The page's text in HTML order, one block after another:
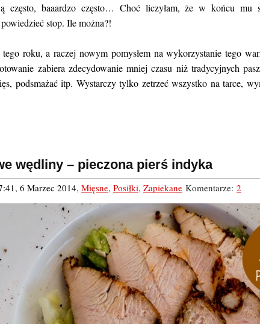
często, baaardzo często… Choć liczyłam, że w końcu mu
stop. Ile można?!
roku, a raczej nowym pomysłem na wykorzystanie tego
zabiera zdecydowanie mniej czasu niż tradycyjnych
podsmażać itp. Wystarczy tylko zetrzeć wszystko na tarce,
wędliny – pieczona pierś indyka
6 Marzec 2014, Mięsne, Posiłki, Zapiekane Komentarze: 2